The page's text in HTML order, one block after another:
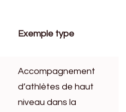
Exemple type
Accompagnement
d’athlètes de haut
niveau dans la